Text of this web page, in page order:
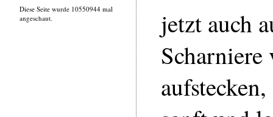
Diese Seite wurde 10550944 mal
angeschaut.
jetzt auch